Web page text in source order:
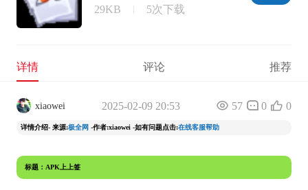
29KB 5次下载
详情 评论 推荐
xiaowei 2025-02-09 20:53 57 0 0
详情介绍- 来源:极全网 -作者:xiaowei -如有问题点击:在线客服帮助
标题：APK上上签